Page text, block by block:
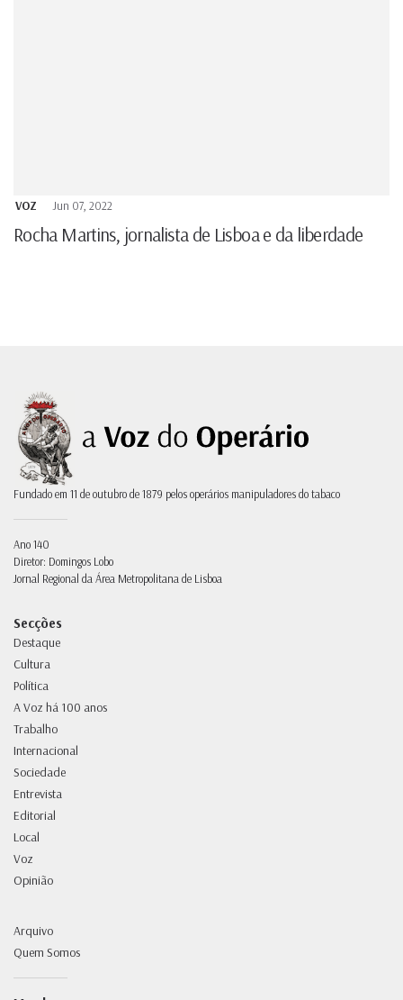
VOZ Jun 07, 2022
Rocha Martins, jornalista de Lisboa e da liberdade
Fundado em 11 de outubro de 1879 pelos operários manipuladores do tabaco
Ano 140
Diretor: Domingos Lobo
Jornal Regional da Área Metropolitana de Lisboa
Secções
Destaque
Cultura
Política
A Voz há 100 anos
Trabalho
Internacional
Sociedade
Entrevista
Editorial
Local
Voz
Opinião
Arquivo
Quem Somos